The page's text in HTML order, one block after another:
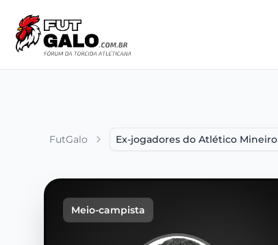
FutGalo Ex-jogadores do Atlético Mineiro
Meio-campista